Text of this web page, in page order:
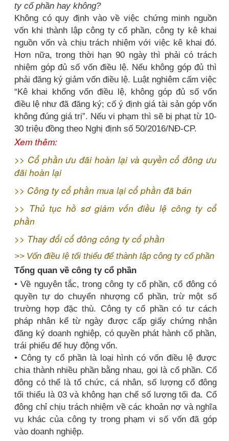
ty cổ phần hay không?
Không có quy định vào về việc chứng minh nguồn
vốn khi thành lập công ty cổ phần, công ty kê khai
nguồn vốn và chịu trách nhiệm với việc kê khai đó.
Hơn nữa, trong thời hạn 90 ngày thì phải có trách
nhiệm góp đủ số vốn điều lệ. Nếu không góp đủ thì
phải đăng ký giảm vốn điều lệ. Luật nghiêm cấm việc
“Kê khai khống vốn điều lệ, không góp đủ số vốn
điều lệ như đã đăng ký; cố ý định giá tài sản góp vốn
không đúng giá trị”. Nếu vi phạm thì sẽ bị phạt từ 10-
30 triệu đồng theo Nghị định số 50/2016/NĐ-CP.
Xem thêm:
>> Cổ phần ưu đãi hoàn lại và quyền cổ đông ưu
đãi hoàn lại
>> Công ty cổ phần mua lại cổ phần đã bán
>> Thủ tục hồ sơ giảm vốn điều lệ công ty cổ
phần
>> Thay đổi cổ đông công ty cổ phần
>> Vốn điều lệ tối thiểu để thành lập công ty cổ phần
Tổng quan về công ty cổ phần
• Về nguyên tắc, trong công ty cổ phần, cổ đông có
quyền tự do chuyển nhượng cổ phần, trừ một số
trường hợp đặc thù. Công ty cổ phần có tư cách
pháp nhân kể từ ngày được cấp giấy chứng nhận
đăng ký doanh nghiệp, có quyền phát hành cổ phần,
trái phiếu để huy động vốn.
• Công ty cổ phần là loại hình có vốn điều lệ được
chia thành nhiều phần bằng nhau, gọi là cổ phần. Cổ
đông có thể là tổ chức, cá nhân, số lượng cổ đông
tối thiểu là 03 và không hạn chế số lượng tối đa. Cổ
đông chỉ chịu trách nhiệm về các khoản nợ và nghĩa
vụ khác của công ty trong phạm vi số vốn đã góp
vào doanh nghiệp.